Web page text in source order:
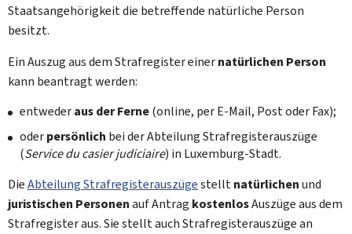
Staatsangehörigkeit die betreffende natürliche Person
besitzt.
Ein Auszug aus dem Strafregister einernatürlichen Person
kann beantragt werden:
entwederaus der Ferne(online, per E-Mail, Post oder Fax);
oderpersönlich bei der Abteilung Strafregisterauszüge
(Service du casier judiciaire) in Luxemburg-Stadt.
DieAbteilung Strafregisterauszügestelltnatürlichenund
juristischen Personenauf Antrag kostenlosAuszüge aus dem
Strafregister aus. Sie stellt auch Strafregisterauszüge an